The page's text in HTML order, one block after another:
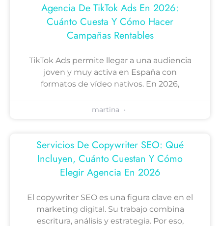
Agencia De TikTok Ads En 2026:
Cuánto Cuesta Y Cómo Hacer
Campañas Rentables
TikTok Ads permite llegar a una audiencia
joven y muy activa en España con
formatos de vídeo nativos. En 2026,
martina
Servicios De Copywriter SEO: Qué
Incluyen, Cuánto Cuestan Y Cómo
Elegir Agencia En 2026
El copywriter SEO es una figura clave en el
marketing digital. Su trabajo combina
escritura, análisis y estrategia. Por eso,